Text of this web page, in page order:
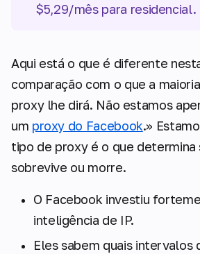
$5,29/mês para residencial.
Aqui está o que é diferente
comparação com o que a
proxy lhe dirá. Não estamos
um proxy do Facebook.»
tipo de proxy é o que determina
sobrevive ou morre.
O Facebook investiu
inteligência de IP.
Eles sabem quais intervalos